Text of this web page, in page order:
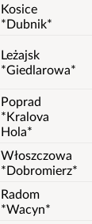
Kosice
*Dubnik*
Leżajsk
*Giedlarowa*
Poprad
*Kralova
Hola*
Włoszczowa
*Dobromierz*
Radom
*Wacyn*